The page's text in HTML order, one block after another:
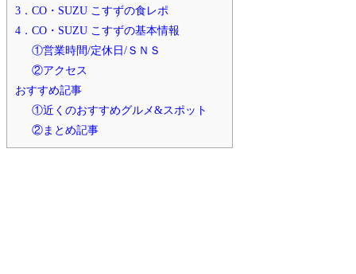
3．CO・SUZU こすずの食レポ
4．CO・SUZU こすずの基本情報
①営業時間/定休日/ＳＮＳ
②アクセス
おすすめ記事
①近くのおすすめグルメ&スポット
②まとめ記事